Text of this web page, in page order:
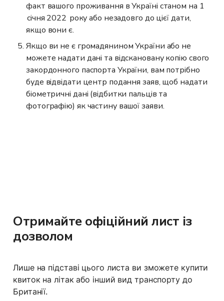
факт вашого проживання в Україні станом на 1
січня 2022  року або незадовго до цієї дати,
якщо вони є.
Якщо ви не є громадянином України або не
можете надати дані та відскановану копію свого
закордонного паспорта України, вам потрібно
буде відвідати центр подання заяв, щоб надати
біометричні дані (відбитки пальців та
фотографію) як частину вашої заяви.
Отримайте офіційний лист із
дозволом
Лише на підставі цього листа ви зможете купити
квиток на літак або інший вид транспорту до
Британії.